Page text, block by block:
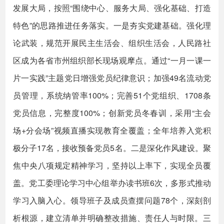
发展大局，按照“围绕中心、服务大局、强化基础、打造
特色”的思路推进任务落实。一是夯实党建基础。强化理
论武装，规范开展民主生活会、组织生活会，人民路社
区成为各省市州组织部长现场观摩点。通过“一月一课一
片一实践”主题党日增强党员纪律意识；加强49名流动党
员管理，系统纳管率100%；完善51个党组织、1708条
党员信息，完整度100%；创新党员冬春训，采用“主会
场+分会场”视频直播实现教育全覆盖；全年培养入党积
极分子17名，接收预备党员5名。二是深化作风建设。聚
焦中央八项规定精神学习，坚持以上率下，实现全员覆
盖。党工委理论学习中心组举办读书班6次，多形式推动
学习入脑入心。领导班子及成员查摆问题78个，深刻剖
析根源，建立清单并明确整改措施、责任人与时限。三